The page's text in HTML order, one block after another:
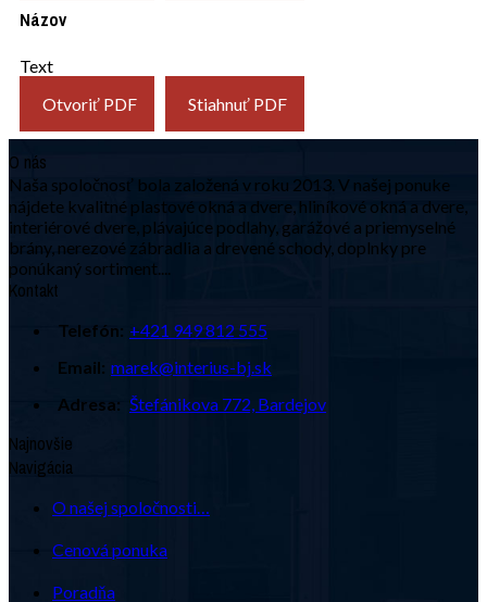
Názov
Text
Otvoriť PDF
Stiahnuť PDF
O nás
Naša spoločnosť bola založená v roku 2013. V našej ponuke
nájdete kvalitné plastové okná a dvere, hliníkové okná a dvere,
interiérové dvere, plávajúce podlahy, garážové a priemyselné
brány, nerezové zábradlia a drevené schody, doplnky pre
ponúkaný sortiment....
Kontakt
Telefón: +421 949 812 555
Email: marek@interius-bj.sk
Adresa: Štefánikova 772, Bardejov
Najnovšie
Navigácia
O našej spoločnosti…
Cenová ponuka
Poradňa